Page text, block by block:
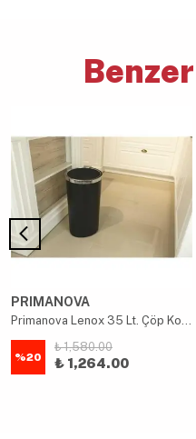
PRIMANOVA
Primanova Lenox 35 Lt. Çöp Kovası Siyah
%20
₺ 1,580.00
₺ 1,264.00